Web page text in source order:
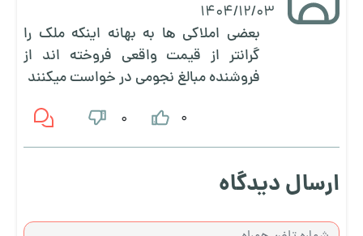
1404/12/03
بعضی املاکی ها به بهانه اینکه ملک را
گرانتر از قیمت واقعی فروخته اند از
فروشنده مبالغ نجومی در خواست میکنند
0
0
ارسال دیدگاه